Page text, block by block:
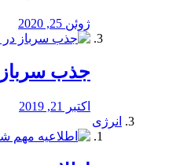
ژوئن 25, 2020
جذب
اکتبر 21, 2019
انرژی